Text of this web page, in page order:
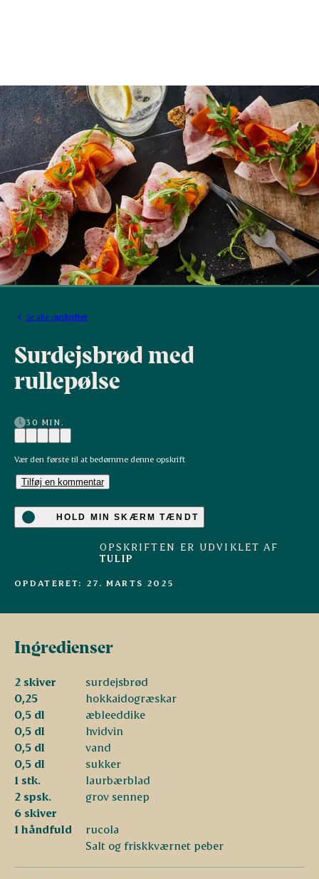
Se alle opskrifter
Surdejsbrød med
rullepølse
30 MIN.
Vær den første til at bedømme denne opskrift
Tilføj en kommentar
HOLD MIN SKÆRM TÆNDT
OPSKRIFTEN ER UDVIKLET AF
TULIP
OPDATERET: 27. MARTS 2025
Ingredienser
2 skiver
surdejsbrød
0,25
hokkaidogræskar
0,5 dl
æbleeddike
0,5 dl
hvidvin
0,5 dl
vand
0,5 dl
sukker
1 stk.
laurbærblad
2 spsk.
grov sennep
6 skiver
1 håndfuld
rucola
Salt og friskkværnet peber